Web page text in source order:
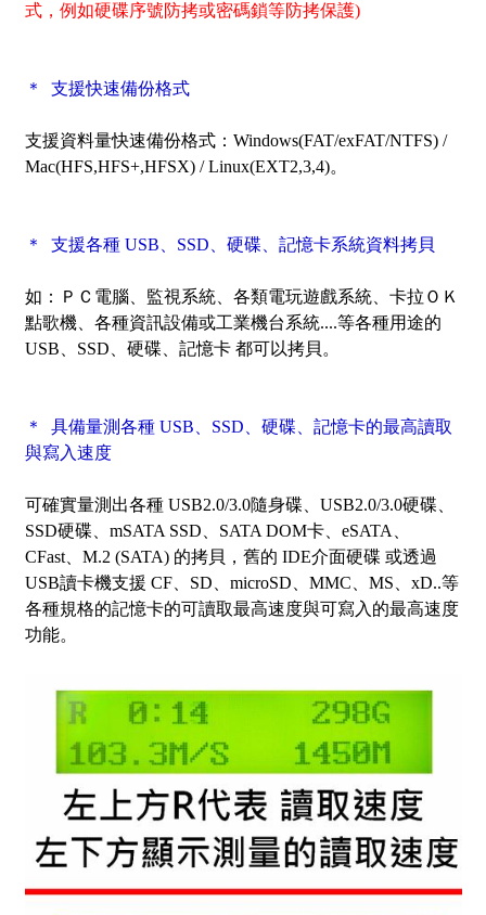
式，例如硬碟序號防拷或密碼鎖等防拷保護)
＊ 支援快速備份格式
支援資料量快速備份格式：Windows(FAT/exFAT/NTFS) /
Mac(HFS,HFS+,HFSX) / Linux(EXT2,3,4)。
＊ 支援各種 USB、SSD、硬碟、記憶卡系統資料拷貝
如：ＰＣ電腦、監視系統、各類電玩遊戲系統、卡拉ＯＫ
點歌機、各種資訊設備或工業機台系統....等各種用途的
USB、SSD、硬碟、記憶卡 都可以拷貝。
＊ 具備量測各種 USB、SSD、硬碟、記憶卡的最高讀取
與寫入速度
可確實量測出各種 USB2.0/3.0隨身碟、USB2.0/3.0硬碟、
SSD硬碟、mSATA SSD、SATA DOM卡、eSATA、
CFast、M.2 (SATA) 的拷貝，舊的 IDE介面硬碟 或透過
USB讀卡機支援 CF、SD、microSD、MMC、MS、xD..等
各種規格的記憶卡的可讀取最高速度與可寫入的最高速度
功能。